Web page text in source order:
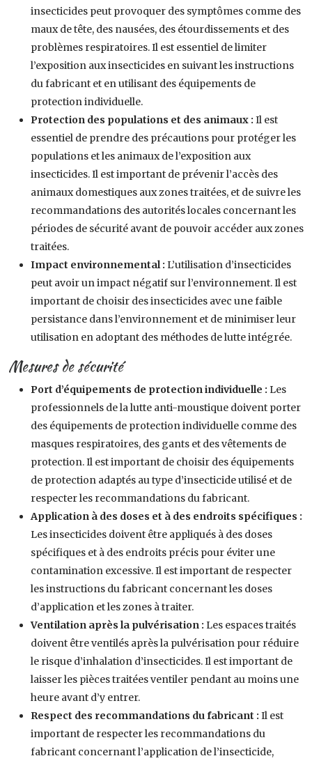
insecticides peut provoquer des symptômes comme des
maux de tête, des nausées, des étourdissements et des
problèmes respiratoires. Il est essentiel de limiter
l’exposition aux insecticides en suivant les instructions
du fabricant et en utilisant des équipements de
protection individuelle.
Protection des populations et des animaux : Il est
essentiel de prendre des précautions pour protéger les
populations et les animaux de l’exposition aux
insecticides. Il est important de prévenir l’accès des
animaux domestiques aux zones traitées, et de suivre les
recommandations des autorités locales concernant les
périodes de sécurité avant de pouvoir accéder aux zones
traitées.
Impact environnemental : L’utilisation d’insecticides
peut avoir un impact négatif sur l’environnement. Il est
important de choisir des insecticides avec une faible
persistance dans l’environnement et de minimiser leur
utilisation en adoptant des méthodes de lutte intégrée.
Mesures de sécurité
Port d’équipements de protection individuelle : Les
professionnels de la lutte anti-moustique doivent porter
des équipements de protection individuelle comme des
masques respiratoires, des gants et des vêtements de
protection. Il est important de choisir des équipements
de protection adaptés au type d’insecticide utilisé et de
respecter les recommandations du fabricant.
Application à des doses et à des endroits spécifiques :
Les insecticides doivent être appliqués à des doses
spécifiques et à des endroits précis pour éviter une
contamination excessive. Il est important de respecter
les instructions du fabricant concernant les doses
d’application et les zones à traiter.
Ventilation après la pulvérisation : Les espaces traités
doivent être ventilés après la pulvérisation pour réduire
le risque d’inhalation d’insecticides. Il est important de
laisser les pièces traitées ventiler pendant au moins une
heure avant d’y entrer.
Respect des recommandations du fabricant : Il est
important de respecter les recommandations du
fabricant concernant l’application de l’insecticide,